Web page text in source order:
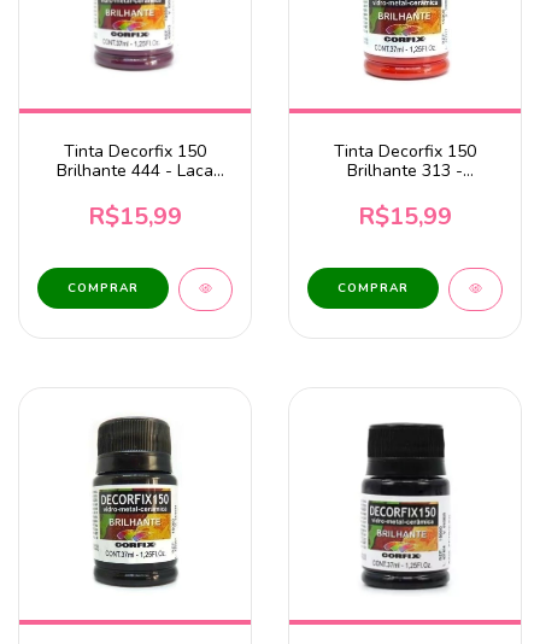
Tinta Decorfix 150
Brilhante 444 - Laca
R$15,99
Tinta Decorfix 150
Brilhante 313 -
Corfix
R$15,99